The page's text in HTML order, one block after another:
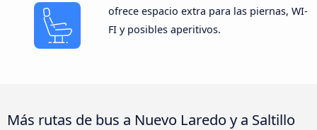
ofrece espacio extra para las piernas, WI-
FI y posibles aperitivos.
Más rutas de bus a Nuevo Laredo y a Saltillo